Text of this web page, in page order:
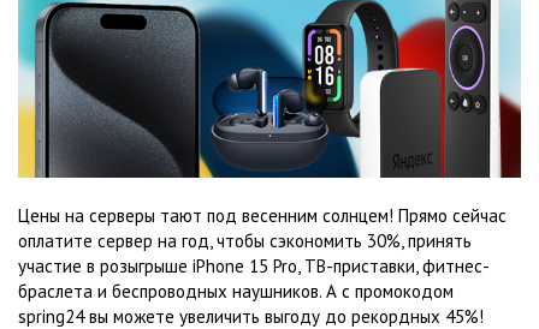
Цены на серверы тают под весенним солнцем! Прямо сейчас
оплатите сервер на год, чтобы сэкономить 30%, принять
участие в розыгрыше iPhone 15 Pro, ТВ-приставки, фитнес-
браслета и беспроводных наушников. А с промокодом
spring24 вы можете увеличить выгоду до рекордных 45%!